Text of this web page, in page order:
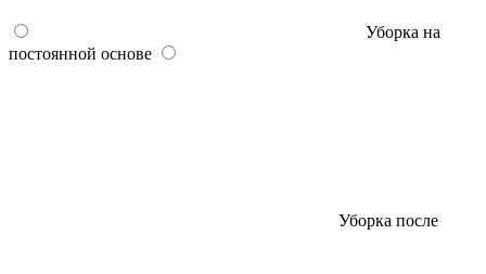
Уборка на
постоянной основе
Уборка после